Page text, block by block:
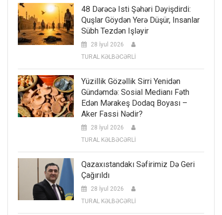
48 Dərəcə Isti Şəhəri Dəyişdirdi:
Quşlar Göydən Yerə Düşür, Insanlar
Sübh Tezdən Işləyir
28 İyul 2026
TURAL KƏLBƏCƏRLİ
Yüzillik Gözəllik Sirri Yenidən
Gündəmdə: Sosial Medianı Fəth
Edən Mərakeş Dodaq Boyası –
Aker Fassi Nədir?
28 İyul 2026
TURAL KƏLBƏCƏRLİ
Qazaxıstandakı Səfirimiz Də Geri
Çağırıldı
28 İyul 2026
TURAL KƏLBƏCƏRLİ